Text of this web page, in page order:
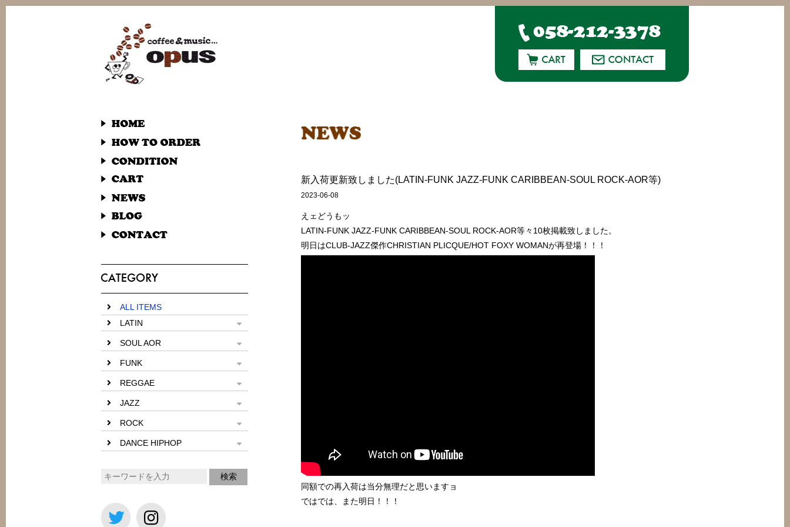
ALL ITEMS
LATIN
SOUL AOR
FUNK
REGGAE
JAZZ
ROCK
DANCE HIPHOP
新入荷更新致しました(LATIN-FUNK JAZZ-FUNK CARIBBEAN-SOUL ROCK-AOR等)
2023-06-08
えェどうもッ
LATIN-FUNK JAZZ-FUNK CARIBBEAN-SOUL ROCK-AOR等々10枚掲載致しました。
明日はCLUB-JAZZ傑作CHRISTIAN PLICQUE/HOT FOXY WOMANが再登場！！！
同額での再入荷は当分無理だと思いますョ
ではでは、また明日！！！